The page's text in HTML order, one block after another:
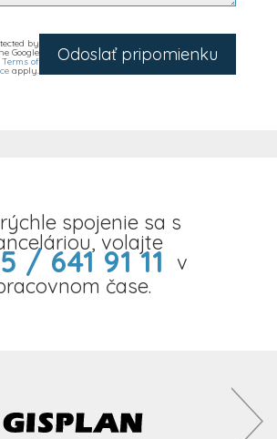
Odoslať pripomienku
by
Google
Terms of
apply.
spojenie sa s
volajte
/ 641 91 11
v
čase.